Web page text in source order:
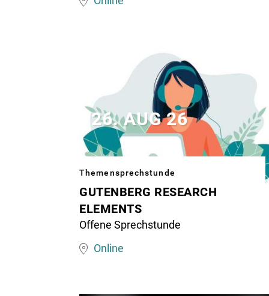
am
26. AUG 26
Image
matching
this
topic
Themensprechstunde
GUTENBERG RESEARCH
ELEMENTS
Offene Sprechstunde
Online